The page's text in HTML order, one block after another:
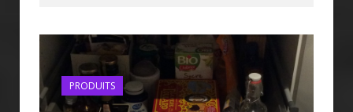
PRODUITS